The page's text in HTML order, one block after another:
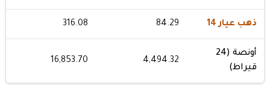
ذهب عيار 14 84.29
316.08
أونصة (24
قيراط)
4,494.32
16,853.70